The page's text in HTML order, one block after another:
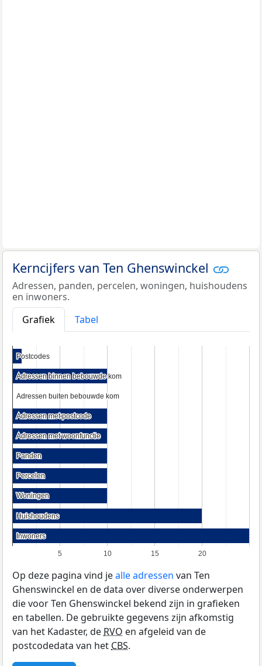
Kerncijfers van Ten Ghenswinckel
Adressen, panden, percelen, woningen, huishoudens
en inwoners.
Grafiek
Tabel
5 10 15 20
Postcodes
Postcodes
Adressen binnen bebouwde kom
Adressen binnen bebouwde kom
Adressen buiten bebouwde kom
Adressen buiten bebouwde kom
Adressen met postcode
Adressen met postcode
Adressen met woonfunctie
Adressen met woonfunctie
Panden
Panden
Percelen
Percelen
Woningen
Woningen
Huishoudens
Huishoudens
Inwoners
Inwoners
Op deze pagina vind jealle adressen van Ten
Ghenswinckel en de data over diverse onderwerpen
die voor Ten Ghenswinckel bekend zijn in grafieken
en tabellen. De gebruikte gegevens zijn afkomstig
van het Kadaster, deRVO en afgeleid van de
postcodedata van hetCBS.